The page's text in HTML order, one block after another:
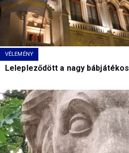
VÉLEMÉNY
Lelepleződött a nagy bábjátékos